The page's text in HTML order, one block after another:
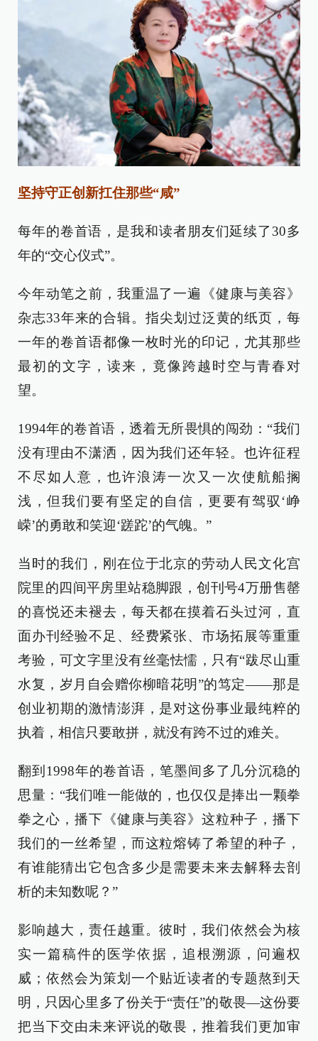
坚持守正创新扛住那些“咸”
每年的卷首语，是我和读者朋友们延续了30多
年的“交心仪式”。
今年动笔之前，我重温了一遍《健康与美容》
杂志33年来的合辑。指尖划过泛黄的纸页，每
一年的卷首语都像一枚时光的印记，尤其那些
最初的文字，读来，竟像跨越时空与青春对
望。
1994年的卷首语，透着无所畏惧的闯劲：“我们
没有理由不潇洒，因为我们还年轻。也许征程
不尽如人意，也许浪涛一次又一次使航船搁
浅，但我们要有坚定的自信，更要有驾驭‘峥
嵘’的勇敢和笑迎‘蹉跎’的气魄。”
当时的我们，刚在位于北京的劳动人民文化宫
院里的四间平房里站稳脚跟，创刊号4万册售罄
的喜悦还未褪去，每天都在摸着石头过河，直
面办刊经验不足、经费紧张、市场拓展等重重
考验，可文字里没有丝毫怯懦，只有“跋尽山重
水复，岁月自会赠你柳暗花明”的笃定——那是
创业初期的激情澎湃，是对这份事业最纯粹的
执着，相信只要敢拼，就没有跨不过的难关。
翻到1998年的卷首语，笔墨间多了几分沉稳的
思量：“我们唯一能做的，也仅仅是捧出一颗拳
拳之心，播下《健康与美容》这粒种子，播下
我们的一丝希望，而这粒熔铸了希望的种子，
有谁能猜出它包含多少是需要未来去解释去剖
析的未知数呢？”
影响越大，责任越重。彼时，我们依然会为核
实一篇稿件的医学依据，追根溯源，问遍权
威；依然会为策划一个贴近读者的专题熬到天
明，只因心里多了份关于“责任”的敬畏—这份要
把当下交由未来评说的敬畏，推着我们更加审